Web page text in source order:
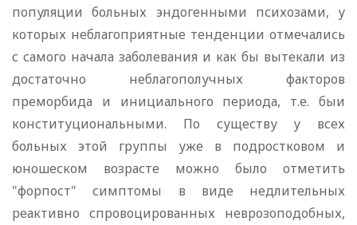
популяции больных эндогенными психозами, у
которых неблагоприятные тенденции отмечались
с самого начала заболевания и как бы вытекали из
достаточно неблагополучных факторов
преморбида и инициального периода, т.е. быи
конституциональными. По существу у всех
больных этой группы уже в подростковом и
юношеском возрасте можно было отметить
"форпост" симптомы в виде недлительных
реактивно спровоцированных неврозоподобных,